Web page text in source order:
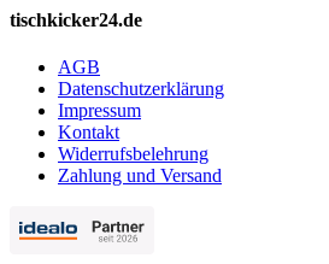
tischkicker24.de
AGB
Datenschutzerklärung
Impressum
Kontakt
Widerrufsbelehrung
Zahlung und Versand